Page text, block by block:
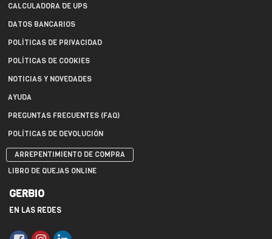
CALCULADORA DE UPS
DATOS BANCARIOS
POLÍTICAS DE PRIVACIDAD
POLÍTICAS DE COOKIES
NOTICIAS Y NOVEDADES
AYUDA
PREGUNTAS FRECUENTES (FAQ)
POLÍTICAS DE DEVOLUCIÓN
ARREPENTIMIENTO DE COMPRA
LIBRO DE QUEJAS ONLINE
GERBIO
EN LAS REDES